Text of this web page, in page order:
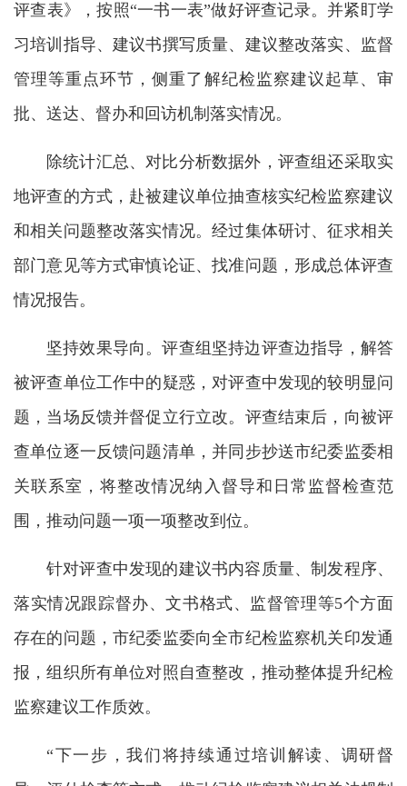
评查表》，按照“一书一表”做好评查记录。并紧盯学
习培训指导、建议书撰写质量、建议整改落实、监督
管理等重点环节，侧重了解纪检监察建议起草、审
批、送达、督办和回访机制落实情况。
除统计汇总、对比分析数据外，评查组还采取实
地评查的方式，赴被建议单位抽查核实纪检监察建议
和相关问题整改落实情况。经过集体研讨、征求相关
部门意见等方式审慎论证、找准问题，形成总体评查
情况报告。
坚持效果导向。评查组坚持边评查边指导，解答
被评查单位工作中的疑惑，对评查中发现的较明显问
题，当场反馈并督促立行立改。评查结束后，向被评
查单位逐一反馈问题清单，并同步抄送市纪委监委相
关联系室，将整改情况纳入督导和日常监督检查范
围，推动问题一项一项整改到位。
针对评查中发现的建议书内容质量、制发程序、
落实情况跟踪督办、文书格式、监督管理等5个方面
存在的问题，市纪委监委向全市纪检监察机关印发通
报，组织所有单位对照自查整改，推动整体提升纪检
监察建议工作质效。
“下一步，我们将持续通过培训解读、调研督